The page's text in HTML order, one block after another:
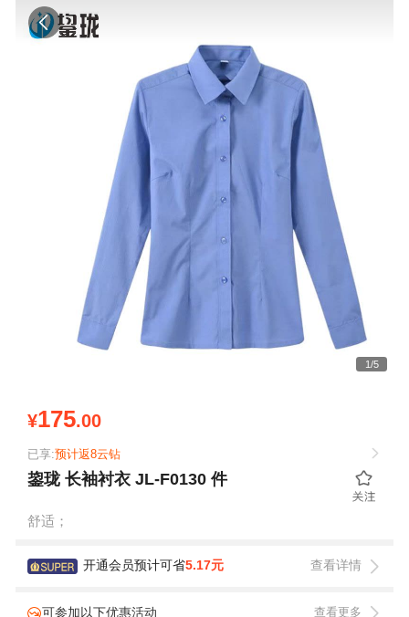
1/5
¥175.00
已享:预计返8云钻
鋆珑 长袖衬衣 JL-F0130 件
舒适；
开通会员预计可省5.17元 查看详情
可参加以下优惠活动 查看更多